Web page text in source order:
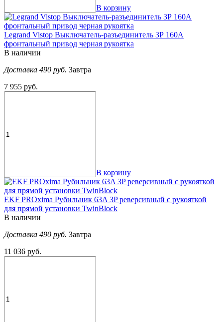
В корзину
Legrand Vistop Выключатель-разъединитель 3Р 160A
фронтальный привод черная рукоятка
В наличии
Доставка 490 руб. Завтра
7 955 руб.
В корзину
EKF PROxima Рубильник 63A 3P реверсивный c рукояткой
для прямой установки TwinBlock
В наличии
Доставка 490 руб. Завтра
11 036 руб.